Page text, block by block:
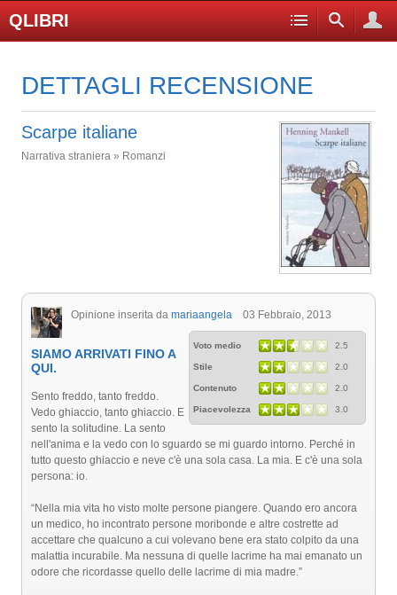
QLIBRI
DETTAGLI RECENSIONE
Scarpe italiane
Narrativa straniera » Romanzi
Opinione inserita da mariaangela 03 Febbraio, 2013
Voto medio 2.5
Stile 2.0
Contenuto 2.0
Piacevolezza 3.0
SIAMO ARRIVATI FINO A
QUI.
Sento freddo, tanto freddo.
Vedo ghiaccio, tanto ghiaccio. E
sento la solitudine. La sento
nell'anima e la vedo con lo sguardo se mi guardo intorno. Perché in
tutto questo ghiaccio e neve c'è una sola casa. La mia. E c'è una sola
persona: io.
“Nella mia vita ho visto molte persone piangere. Quando ero ancora
un medico, ho incontrato persone moribonde e altre costrette ad
accettare che qualcuno a cui volevano bene era stato colpito da una
malattia incurabile. Ma nessuna di quelle lacrime ha mai emanato un
odore che ricordasse quello delle lacrime di mia madre.”